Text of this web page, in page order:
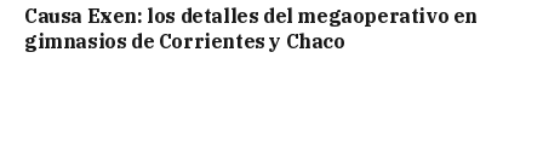
Causa Exen: los detalles del megaoperativo en
gimnasios de Corrientes y Chaco